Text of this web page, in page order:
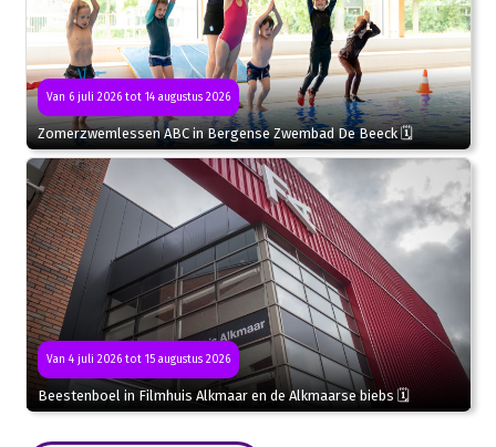
Van 6 juli 2026 tot 14 augustus 2026
Zomerzwemlessen ABC in Bergense Zwembad De Beeck 🗓
Van 4 juli 2026 tot 15 augustus 2026
Beestenboel in Filmhuis Alkmaar en de Alkmaarse biebs 🗓